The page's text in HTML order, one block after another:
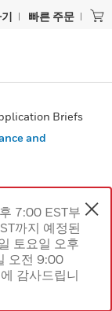
빠른 주문
Briefs
and
7:00 EST부
까지 예정된
토요일 오후
오전 9:00
감사드립니